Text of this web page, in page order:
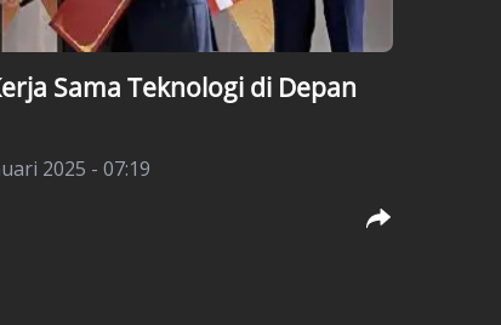
Sama Teknologi di Depan
2025 - 07:19